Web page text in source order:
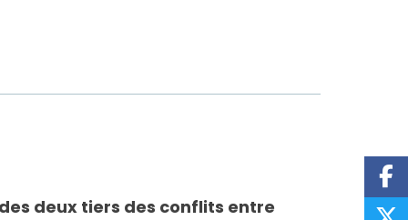
deux tiers des conflits entre